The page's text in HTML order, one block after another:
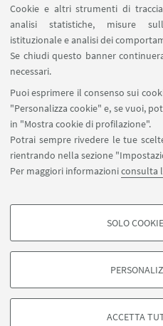
Cookie e altri strumenti di
analisi statistiche, misure
istituzionale e analisi dei
Se chiudi questo banner
necessari.
Puoi esprimere il consenso sui
"Personalizza cookie" e, se vuoi,
in "Mostra cookie di profilazione".
Potrai sempre rivedere le tue
rientrando nella sezione
Per maggiori informazioniconsulta
COOKIE DI PROFILAZIONE -
degli utenti, creare profili in base al
di marketing.
SOLO
ACCETTA
all'innovazione
transizione verso
#greenenergy
Area
Edizioni
©Copyright 2026 - ALMA